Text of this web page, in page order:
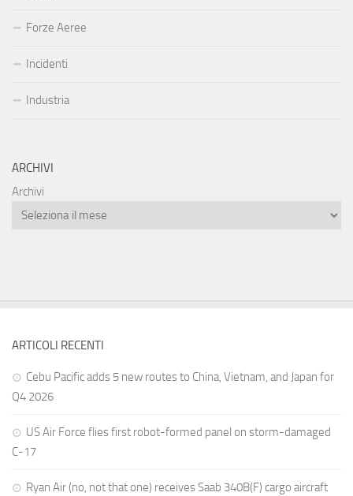
Forze Aeree
Incidenti
Industria
ARCHIVI
Archivi
ARTICOLI RECENTI
Cebu Pacific adds 5 new routes to China, Vietnam, and Japan for
Q4 2026
US Air Force flies first robot-formed panel on storm-damaged
C-17
Ryan Air (no, not that one) receives Saab 340B(F) cargo aircraft